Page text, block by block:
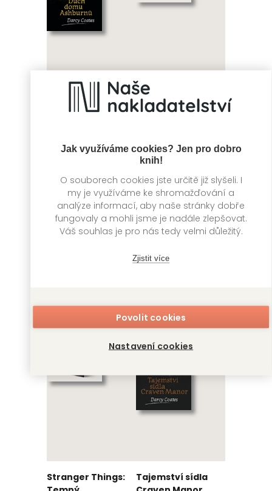
Jak využíváme cookies? Jen pro dobro
knih!
O souborech cookies jste určitě již slyšeli. I
my je využíváme ke shromažďování a
analýze informací, aby naše stránky dobře
fungovaly a mohli jsme je nadále zlepšovat.
Váš souhlas je pro nás tedy velmi důležitý.
Zjistit více
Povolit cookies
Nastavení cookies
Duch domu
Ashburnů
Tolkienovi
hrdinové
Martha Wells
Stranger Things:
Tajemství sídla